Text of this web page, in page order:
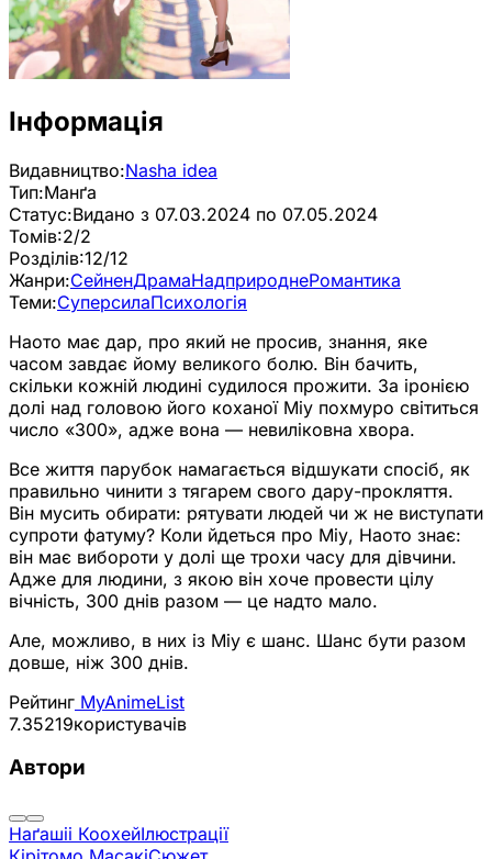
Інформація
Видавництво:Nasha idea
Тип:Манґа
Статус:Видано з 07.03.2024 по 07.05.2024
Томів:2/2
Розділів:12/12
Жанри:СейненДрамаНадприроднеРомантика
Теми:СуперсилаПсихологія
Наото має дар, про який не просив, знання, яке
часом завдає йому великого болю. Він бачить,
скільки кожній людині судилося прожити. За іронією
долі над головою його коханої Міу похмуро світиться
число «300», адже вона — невиліковна хвора.
Все життя парубок намагається відшукати спосіб, як
правильно чинити з тягарем свого дару-прокляття.
Він мусить обирати: рятувати людей чи ж не виступати
супроти фатуму? Коли йдеться про Міу, Наото знає:
він має вибороти у долі ще трохи часу для дівчини.
Адже для людини, з якою він хоче провести цілу
вічність, 300 днів разом — це надто мало.
Але, можливо, в них із Міу є шанс. Шанс бути разом
довше, ніж 300 днів.
Рейтинг MyAnimeList
7.35219користувачів
Автори
Наґашіі КоохейІлюстрації